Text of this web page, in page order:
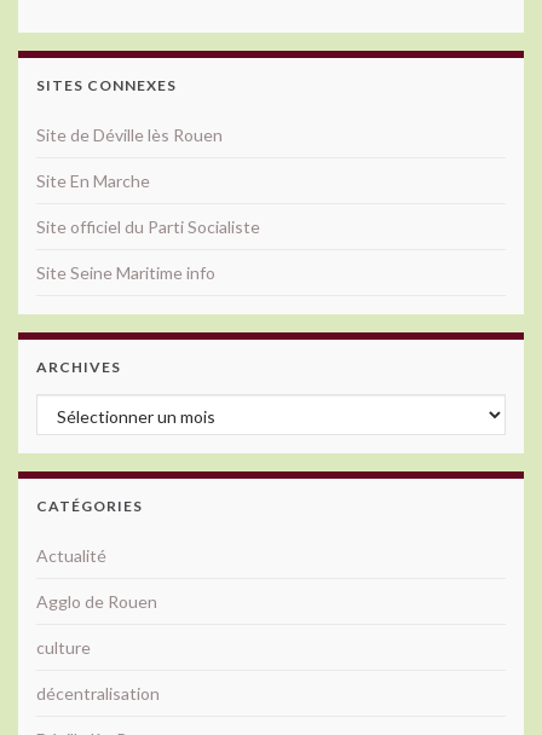
SITES CONNEXES
Site de Déville lès Rouen
Site En Marche
Site officiel du Parti Socialiste
Site Seine Maritime info
ARCHIVES
Archives
CATÉGORIES
Actualité
Agglo de Rouen
culture
décentralisation